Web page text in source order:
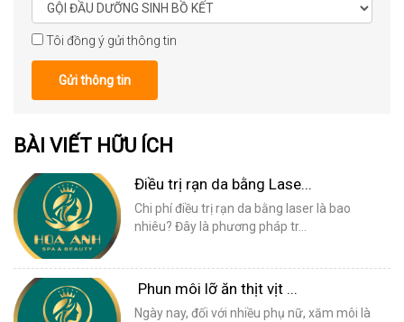
Tôi đồng ý gửi thông tin
Gửi thông tin
BÀI VIẾT HỮU ÍCH
Điều trị rạn da bằng Lase...
Chi phí điều trị rạn da bằng laser là bao
nhiêu? Đây là phương pháp tr...
Phun môi lỡ ăn thịt vịt ...
Ngày nay, đối với nhiều phụ nữ, xăm môi là